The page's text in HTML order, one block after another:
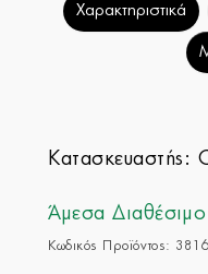
Χαρακτηριστικά
Κατασκευαστής:
Άμεσα Διαθέσιμο
Κωδικός Προϊόντος: